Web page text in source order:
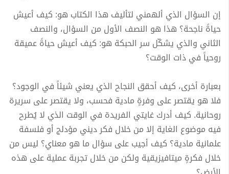
إن السؤال الذي ألهمني لتأليف هذا الكتاب هو: كيف أعيش
حياةً ناجحة؟ هذا هو النصف الأول من السؤال، والنصف
الثاني والذي يشكّل سر الحبكة هو: كيف أعيش حياةً عميقة
روحياً في ذات الوقت؟
بعبارة أخرى، كيف أحقق النجاح الذي يعني شيئاً في الوجود؟
فلا هو يقتصر على وفرةٍ مادية فحسب، ولا يقتصر على سريرة
روحانية. كيف أدرك غايتي الفريدة في الوقت الذي لا يُطرح
فيه موضوع الغاية إلا من خلال فكر ديني مؤدلج أو فلسفة
علمانية مادية؟ كيف أجيب على سؤال ما هو معناي؟ ليس من
خلال فكرةٍ ميتافيزيقية ولكن من خلال تجربة عملية على هذه